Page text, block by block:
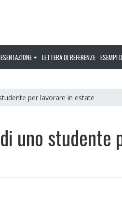
LETTERA DI REFERENZE ESEMPI
per lavorare in estate
uno studente